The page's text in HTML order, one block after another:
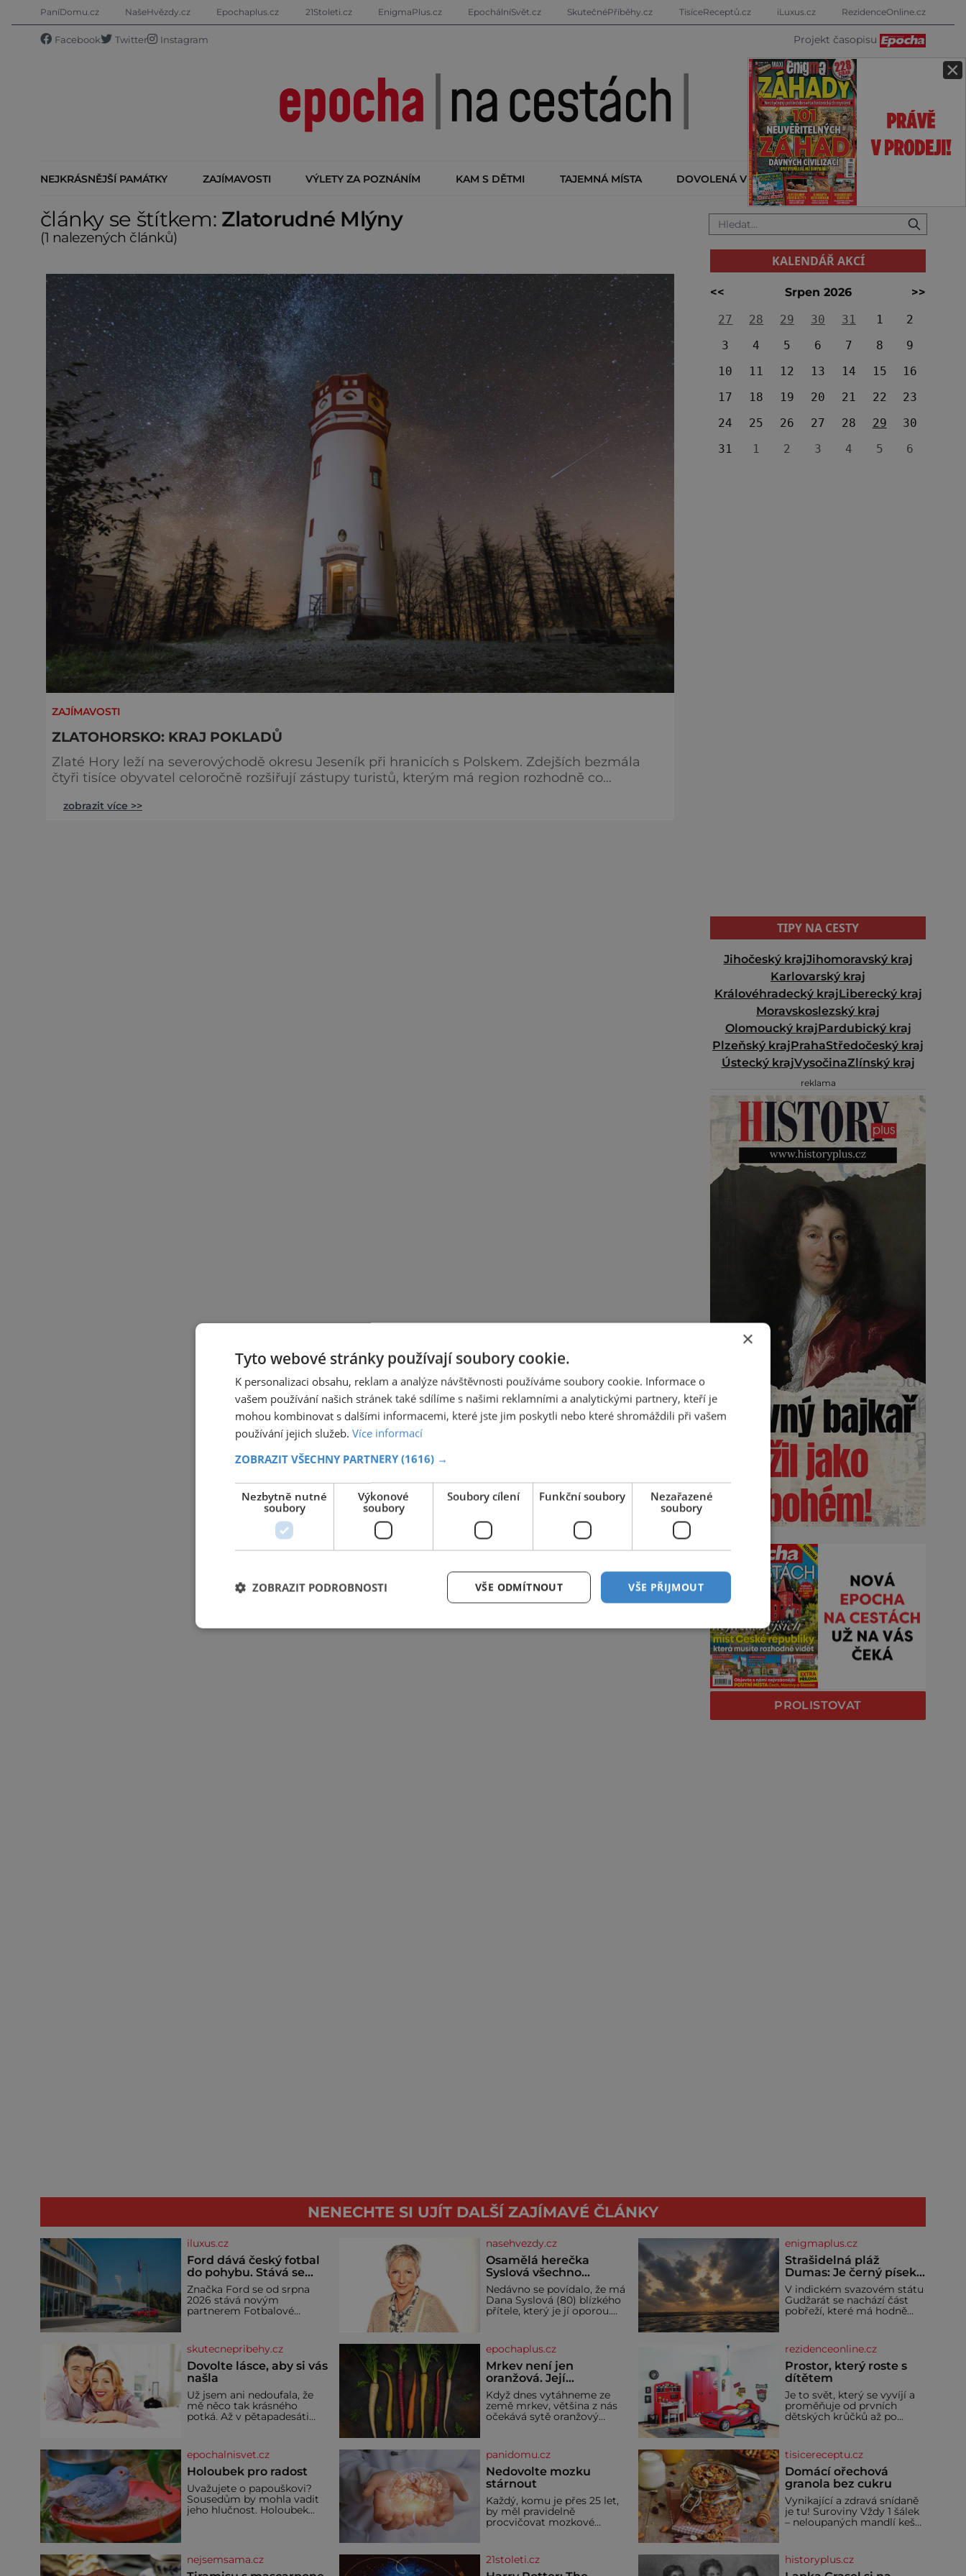
×
PaníDomu.cz NašeHvězdy.cz Epochaplus.cz 21Stoleti.cz EnigmaPlus.cz EpochálníSvět.cz SkutečnéPříběhy.cz TisíceReceptů.cz iLuxus.cz RezidenceOnline.cz
Facebook Twitter Instagram Projekt časopisu
NEJKRÁSNĚJŠÍ PAMÁTKY ZAJÍMAVOSTI VÝLETY ZA POZNÁNÍM KAM S DĚTMI TAJEMNÁ MÍSTA DOVOLENÁ V ZAHRANIČÍ KALENDÁŘ AKCÍ
články se štítkem: Zlatorudné Mlýny
(1 nalezených článků)
ZAJÍMAVOSTI
ZLATOHORSKO: KRAJ POKLADŮ
Zlaté Hory leží na severovýchodě okresu Jeseník při hranicích s Polskem. Zdejších bezmála
čtyři tisíce obyvatel celoročně rozšiřují zástupy turistů, kterým má region rozhodně co
štoly přibližně šest kilometrů od Zlatých Hor. Překvapivě zachovalá štola určená původně k
zobrazit více >>
KALENDÁŘ AKCÍ
<< Srpen 2026
>>
27
28 29 30 31 1
2
3
4 5 6 7 8
9
10
11 12 13 14 15
16
17
18 19 20 21 22
23
24
25 26 27 28 29
30
31
1 2 3 4 5 6
TIPY NA CESTY
Jihočeský krajJihomoravský kraj
Karlovarský kraj
Královéhradecký krajLiberecký kraj
Moravskoslezský kraj
Olomoucký krajPardubický kraj
Plzeňský krajPrahaStředočeský kraj
Ústecký krajVysočinaZlínský kraj
reklama
PROLISTOVAT
NENECHTE SI UJÍT DALŠÍ ZAJÍMAVÉ ČLÁNKY
iluxus.cz
Ford dává český fotbal
do pohybu. Stává se
novým partnerem
FAČR
Značka Ford se od srpna
2026 stává novým
partnerem Fotbalové
zajistí mobilitu asociace,
reprezentačních týmů i
českého fotbalu v
regionech. Partner
nasehvezdy.cz
Osamělá herečka
Syslová všechno
vzdala?
Nedávno se povídalo, že má
Dana Syslová (80) blízkého
přítele, který je jí oporou.
čím dál častěji mluví o
svém odchodu. Dohnala ji
snad samota? Půs
enigmaplus.cz
Strašidelná pláž
Dumas: Je černý písek
podhoubím, ze kterého
roste zlo?
V indickém svazovém státu
Gudžarát se nachází část
pobřeží, které má hodně
této pláže. Proč má pláž
takové netypické zbarvení?
Nakolik jsou pravd
skutecnepribehy.cz
Dovolte lásce, aby si vás
našla
Už jsem ani nedoufala, že
mě něco tak krásného
potká. Až v pětapadesáti
vdávala, když mi bylo
dvacet. Oba jsme byli mladí
a byl to tak říkajíc sňatek z
rozumu. Rodiče nás dali
dohromady, Toník byl dobře
zaopatřený mladý muž.
Manželství nám oběma
epochaplus.cz
Mrkev není jen
oranžová. Její
neuvěřitelný příběh
začíná fialovou barvou
Když dnes vytáhneme ze
země mrkev, většina z nás
očekává sytě oranžový
možné, jen ne oranžová. Je
fialová, žlutá, bílá, někdy
dokonce téměř černá. Až
díky stovkám let pečlivého
šlechtění se z ní stává
zelenina, bez které si českou
zahradu ani nedokážeme
představit. Její příběh je
rezidenceonline.cz
Prostor, který roste s
dítětem
Je to svět, který se vyvíjí a
proměňuje od prvních
dětských krůčků až po
bezpečí, kreativitu,
soustředění i odpočinek a
reaguje na každou etapu
života a specifické potřeby
dítěte. Pro nejmenší je
klíčová jednoduchost,
měkkost a bezpečí, proto
by pokoj miminka měl
epochalnisvet.cz
Holoubek pro radost
Uvažujete o papouškovi?
Sousedům by mohla vadit
jeho hlučnost. Holoubek
se i pro chovatele
začátečníky. Jedná se o
panidomu.cz
Nedovolte mozku
stárnout
Každý, komu je přes 25 let,
by měl pravidelně
procvičovat mozkové
paměť. Možná máte
problém vzpomenout si na
tisicereceptu.cz
Domácí ořechová
granola bez cukru
Vynikající a zdravá snídaně
je tu! Suroviny Vždy 1 šálek
– neloupaných mandlí kešu
semínek dýně rozinek 3
šálky ovesných vloček 1
nejsemsama.cz 21stoleti.cz historyplus.cz
×
Tyto webové stránky používají soubory cookie.
K personalizaci obsahu, reklam a analýze návštěvnosti používáme soubory cookie. Informace o
vašem používání našich stránek také sdílíme s našimi reklamními a analytickými partnery, kteří je
mohou kombinovat s dalšími informacemi, které jste jim poskytli nebo které shromáždili při vašem
používání jejich služeb. Více informací
ZOBRAZIT VŠECHNY PARTNERY (1616) →
Nezbytně nutné
soubory
Výkonové
soubory
Soubory cílení Funkční soubory
Nezařazené
soubory
VŠE PŘIJMOUT
VŠE ODMÍTNOUT
ZOBRAZIT PODROBNOSTI